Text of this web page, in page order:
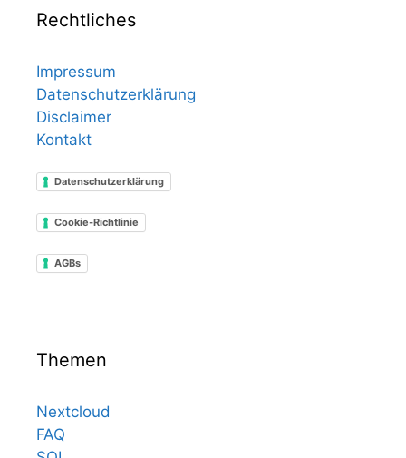
Rechtliches
Impressum
Datenschutzerklärung
Disclaimer
Kontakt
Datenschutzerklärung
Cookie-Richtlinie
AGBs
Themen
Nextcloud
FAQ